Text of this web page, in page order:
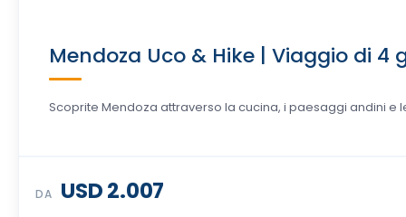
Mendoza Uco & Hike | Viaggio di 4
Scoprite Mendoza attraverso la cucina, i paesaggi andini e
DA USD 2.007